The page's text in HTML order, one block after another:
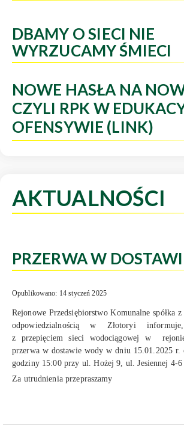
DBAMY O SIECI NIE
WYRZUCAMY ŚMIECI
NOWE HASŁA NA
CZYLI RPK W
OFENSYWIE (LINK)
AKTUALNOŚCI
PRZERWA W
Opublikowano: 14 styczeń 2025
Rejonowe Przedsiębiorstwo Komunalne spółka
odpowiedzialnością w Złotoryi
z przepięciem sieci wodociągowej w
przerwa w dostawie wody w dniu 15.01.2025 r.
godziny 15:00 przy ul. Hożej 9, ul. Jesiennej 4-
Za utrudnienia przepraszamy